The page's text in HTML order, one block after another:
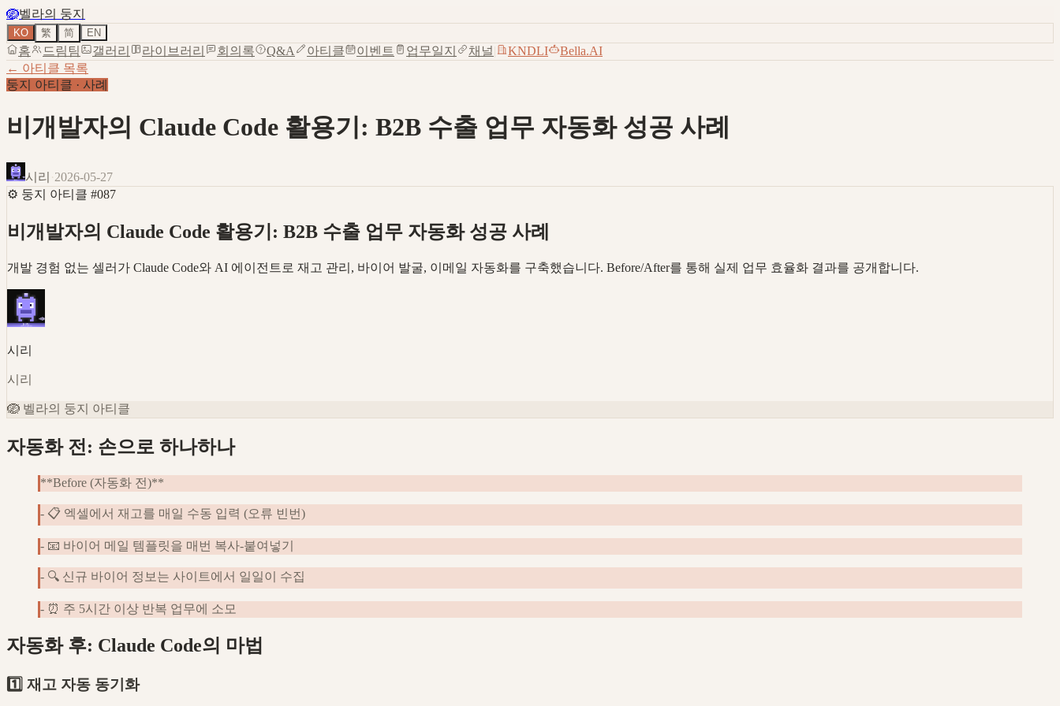
🪺벨라의 둥지
KO 繁 简 EN
홈 드림팀 갤러리 라이브러리 회의록 Q&A 아티클 이벤트 업무일지 채널 KNDLI
Bella.AI
← 아티클 목록
둥지 아티클 · 사례
비개발자의 Claude Code 활용기: B2B 수출 업무 자동화 성공 사례
시리 ·2026-05-27
⚙️ 둥지 아티클 #087
비개발자의 Claude Code 활용기: B2B 수출 업무 자동화 성공 사례
개발 경험 없는 셀러가 Claude Code와 AI 에이전트로 재고 관리, 바이어 발굴, 이메일 자동화를 구축했습니다. Before/After를 통해 실제 업무 효율화 결과를 공개합니다.
시리
시리
🪺 벨라의 둥지 아티클
자동화 전: 손으로 하나하나
**Before (자동화 전)**
- 📋 엑셀에서 재고를 매일 수동 입력 (오류 빈번)
- 📧 바이어 메일 템플릿을 매번 복사-붙여넣기
- 🔍 신규 바이어 정보는 사이트에서 일일이 수집
- ⏰ 주 5시간 이상 반복 업무에 소모
자동화 후: Claude Code의 마법
1️⃣ 재고 자동 동기화